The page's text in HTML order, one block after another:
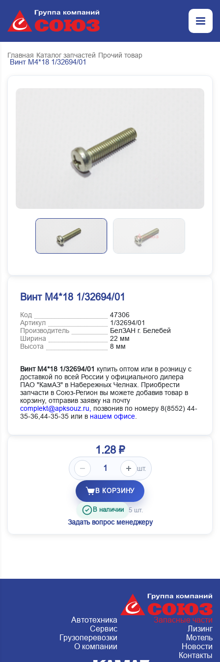
Главная Каталог запчастей Прочий товар
Винт М4*18 1/32694/01
Винт М4*18 1/32694/01
Код
47306
Артикул
1/32694/01
Производитель
БелЗАН г. Белебей
Ширина
22 мм
Высота
8 мм
Винт М4*18 1/32694/01 купить оптом или в розницу с
доставкой по всей России у официального дилера
ПАО "КамАЗ" в Набережных Челнах. Приобрести
запчасти в Союз-Регион вы можете добавив товар в
корзину, отправив заявку на почту
complekt@apksouz.ru,
позвонив по номеру 8(8552) 44-
35-36,44-35-35 или в нашем офисе
1.28 ₽
шт.
В КОРЗИНУ
В наличии 5 шт.
Задать вопрос менеджеру
Автотехника
Запасные части
Сервис
Лизинг
Грузоперевозки
Мотель
О компании
Новости
Контакты